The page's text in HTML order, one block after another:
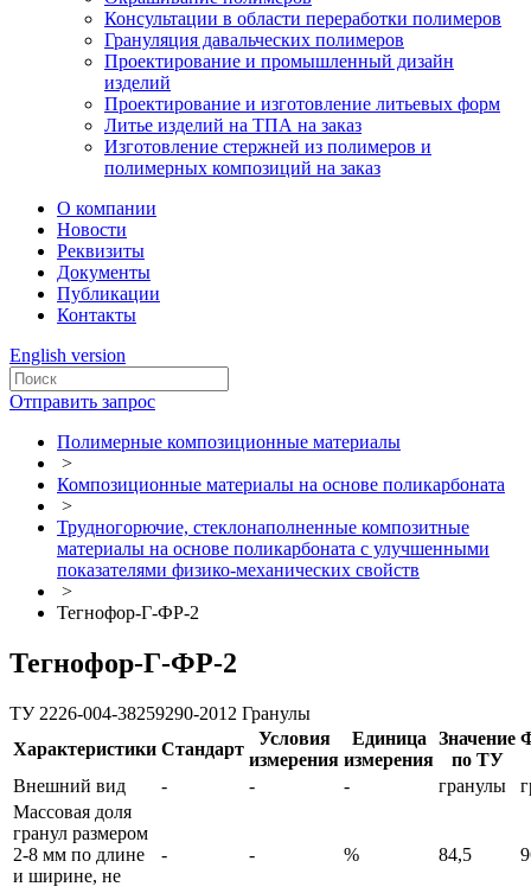
Консультации в области переработки полимеров
Грануляция давальческих полимеров
Проектирование и промышленный дизайн
изделий
Проектирование и изготовление литьевых форм
Литье изделий на ТПА на заказ
Изготовление стержней из полимеров и
полимерных композиций на заказ
О компании
Новости
Реквизиты
Документы
Публикации
Контакты
English version
Отправить запрос
Полимерные композиционные материалы
>
Композиционные материалы на основе поликарбоната
>
Трудногорючие, стеклонаполненные композитные
материалы на основе поликарбоната с улучшенными
показателями физико-механических свойств
>
Тегнофор-Г-ФР-2
Тегнофор-Г-ФР-2
ТУ 2226-004-38259290-2012 Гранулы
Характеристики Стандарт
Условия
измерения
Единица
измерения
Значение
по ТУ
Внешний вид - - - гранулы
Массовая доля
гранул размером
2-8 мм по длине
и ширине, не
- - % 84,5